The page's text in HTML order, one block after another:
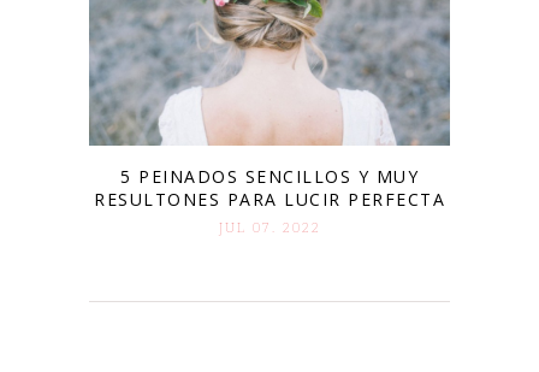
5 PEINADOS SENCILLOS Y MUY
RESULTONES PARA LUCIR PERFECTA
JUL 07. 2022